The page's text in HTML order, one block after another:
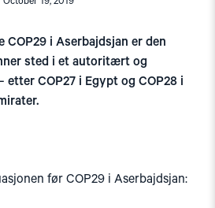
i Aserbajdsjan er den
sted i et autoritært og
COP27 i Egypt og COP28 i
før COP29 i Aserbajdsjan: